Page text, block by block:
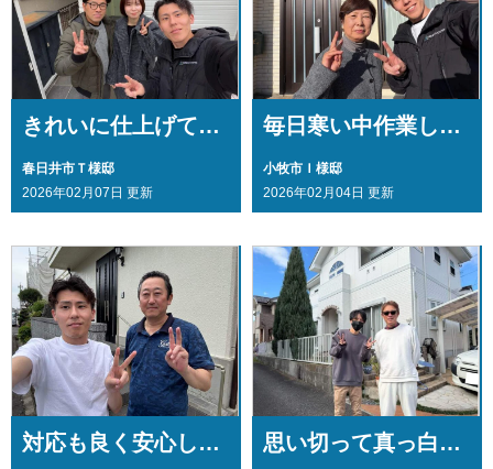
きれいに仕上げていただいて大変満足・・・
春日井市Ｔ様邸
2026年02月07日 更新
毎日寒い中作業してもらってありがとう・・・
小牧市Ｉ様邸
2026年02月04日 更新
対応も良く安心して・・・ 思い切って真っ白に・・・